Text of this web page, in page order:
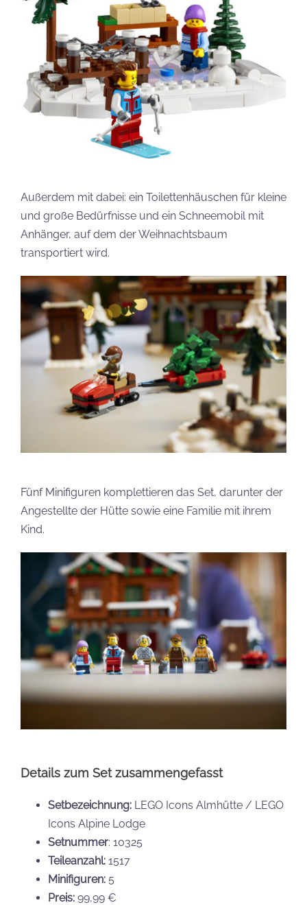
Außerdem mit dabei: ein Toilettenhäuschen für kleine
und große Bedürfnisse und ein Schneemobil mit
Anhänger, auf dem der Weihnachtsbaum
transportiert wird.
Fünf Minifiguren komplettieren das Set, darunter der
Angestellte der Hütte sowie eine Familie mit ihrem
Kind.
Details zum Set zusammengefasst
Setbezeichnung: LEGO Icons Almhütte / LEGO
Icons Alpine Lodge
Setnummer: 10325
Teileanzahl: 1517
Minifiguren: 5
Preis: 99,99 €